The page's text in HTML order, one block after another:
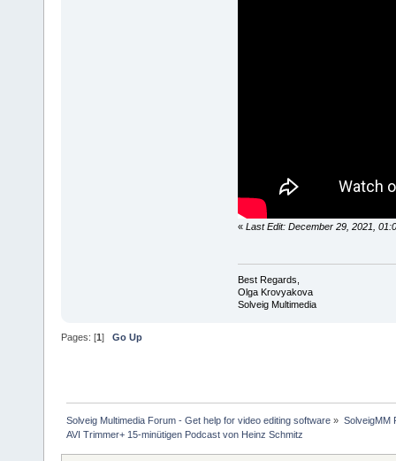
« Last Edit: December 29, 2021,
Best Regards,
Olga Krovyakova
Solveig Multimedia
Pages: [1] Go Up
Solveig Multimedia Forum - Get help for video editing software » SolveigMM
AVI Trimmer+ 15-minütigen Podcast von Heinz Schmitz